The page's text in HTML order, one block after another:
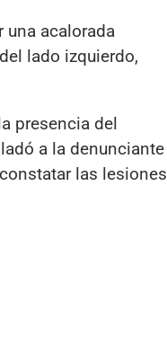
una acalorada
lado izquierdo,
presencia del
a la denunciante
las lesiones